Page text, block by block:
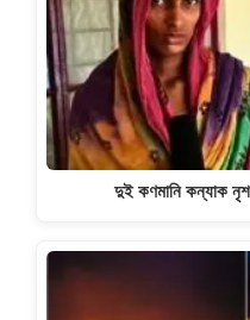
দুই কণমানি কন্যাক